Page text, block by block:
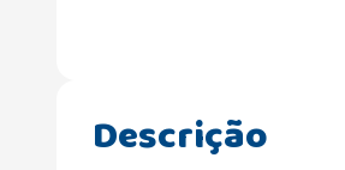
Descrição